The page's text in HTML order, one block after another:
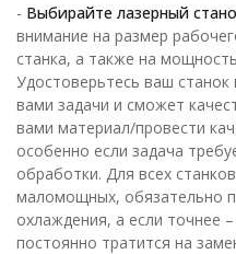
- Выбирайте лазерный
внимание на размер
станка, а также на
Удостоверьтесь ваш
вами задачи и сможет
вами материал/провести
особенно если задача
обработки. Для всех
маломощных, обязательно
охлаждения, а если точнее
постоянно тратится на